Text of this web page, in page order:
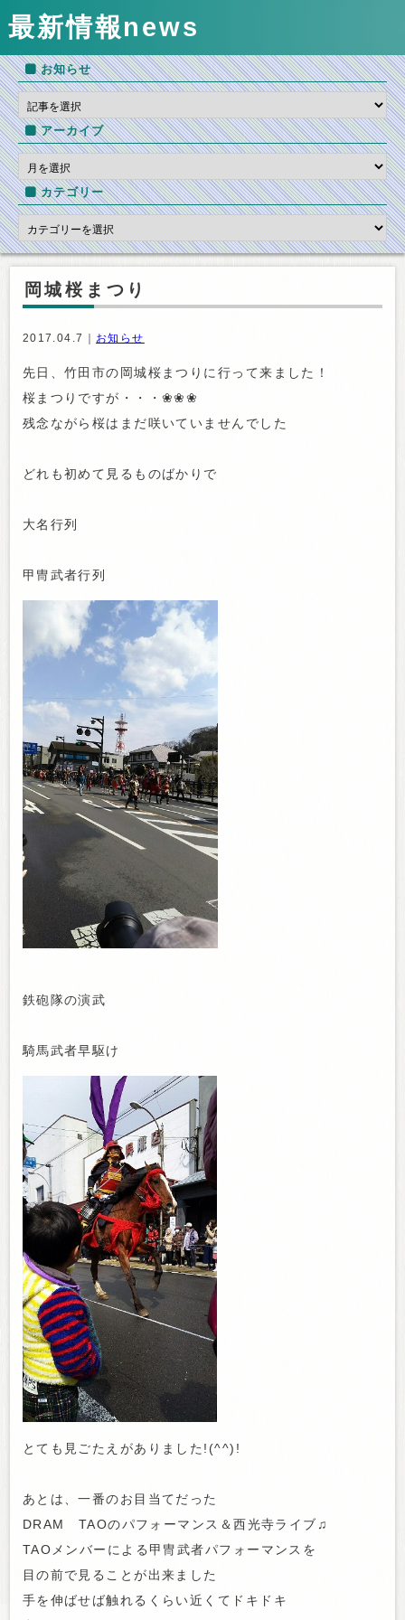
最新情報news
お知らせ
アーカイブ
カテゴリー
岡城桜まつり
2017.04.7｜ お知らせ
先日、竹田市の岡城桜まつりに行って来ました！
桜まつりですが・・・❀❀❀
残念ながら桜はまだ咲いていませんでした
どれも初めて見るものばかりで
大名行列
甲冑武者行列
鉄砲隊の演武
騎馬武者早駆け
とても見ごたえがありました!(^^)!
あとは、一番のお目当てだった
DRAM TAOのパフォーマンス＆西光寺ライブ♫
TAOメンバーによる甲冑武者パフォーマンスを
目の前で見ることが出来ました
手を伸ばせば触れるくらい近くてドキドキ